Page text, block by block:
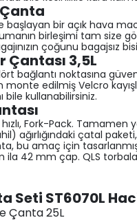
bir açık hava
birleşimi tam size
çoğunu bagajsız
3,5L
bağlantı noktasına
monte edilmiş Velcro
bile kullanabilirsiniz.
Fork-Pack.
ağırlığındaki çatal
bu amaç için
42 mm çap. QLS
Seti ST6070L
Çanta 25L